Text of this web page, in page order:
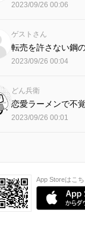
2023/09/26 00:06
ゲストさん
転売を許さない鋼
2023/09/26 00:04
どん兵衛
恋愛ラーメンで不
2023/09/26 00:01
App Storeはこち